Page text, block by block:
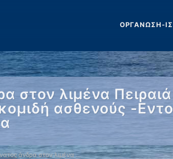
ΟΡΓΑΝΩΣΗ-
στον λιμένα
ασθενούς -
άνδρα στον λιμένα …